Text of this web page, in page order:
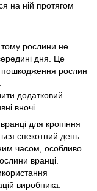
на ній протягом
рослини не
дня. Це
пошкодження рослин
додатковий
вночі.
для кропіння
спекотний день.
часом, особливо
вранці.
виробника.